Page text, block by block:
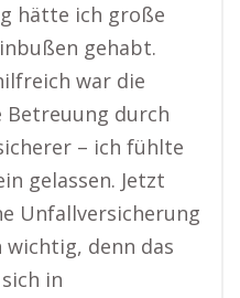
hätte ich große
gehabt.
war die
Betreuung durch
– ich fühlte
gelassen. Jetzt
Unfallversicherung
denn das
in